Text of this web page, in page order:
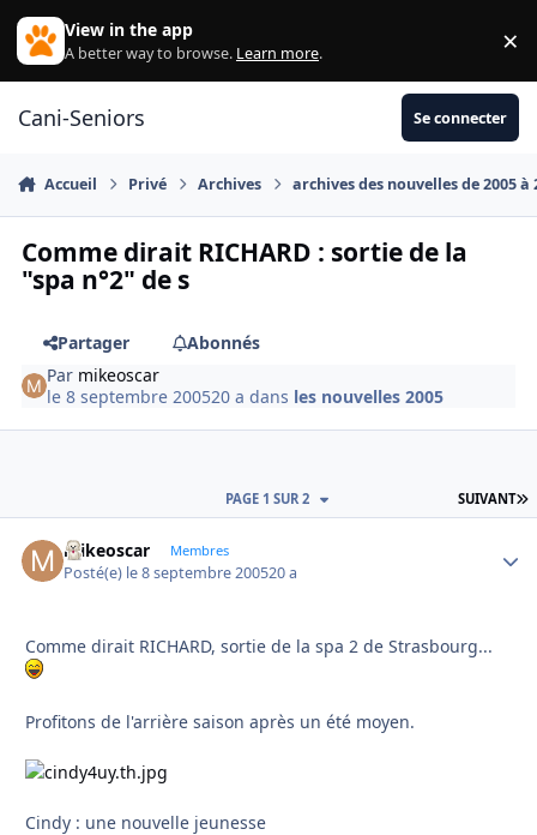
Aller au contenu
View in the app
A better way to browse. Learn more. ×
Cani-Seniors Se connecter
Accueil Privé Archives archives des nouvelles de 2005 à
Comme dirait RICHARD : sortie de la
"spa n°2" de s
Partager
Abonnés
Par mikeoscar
le 8 septembre 200520 a dans les nouvelles 2005
SUIVANT
PAGE 1 SUR 2
mikeoscar Membres
Posté(e) le 8 septembre 200520 a
Comme dirait RICHARD, sortie de la spa 2 de Strasbourg...
Profitons de l'arrière saison après un été moyen.
Cindy : une nouvelle jeunesse